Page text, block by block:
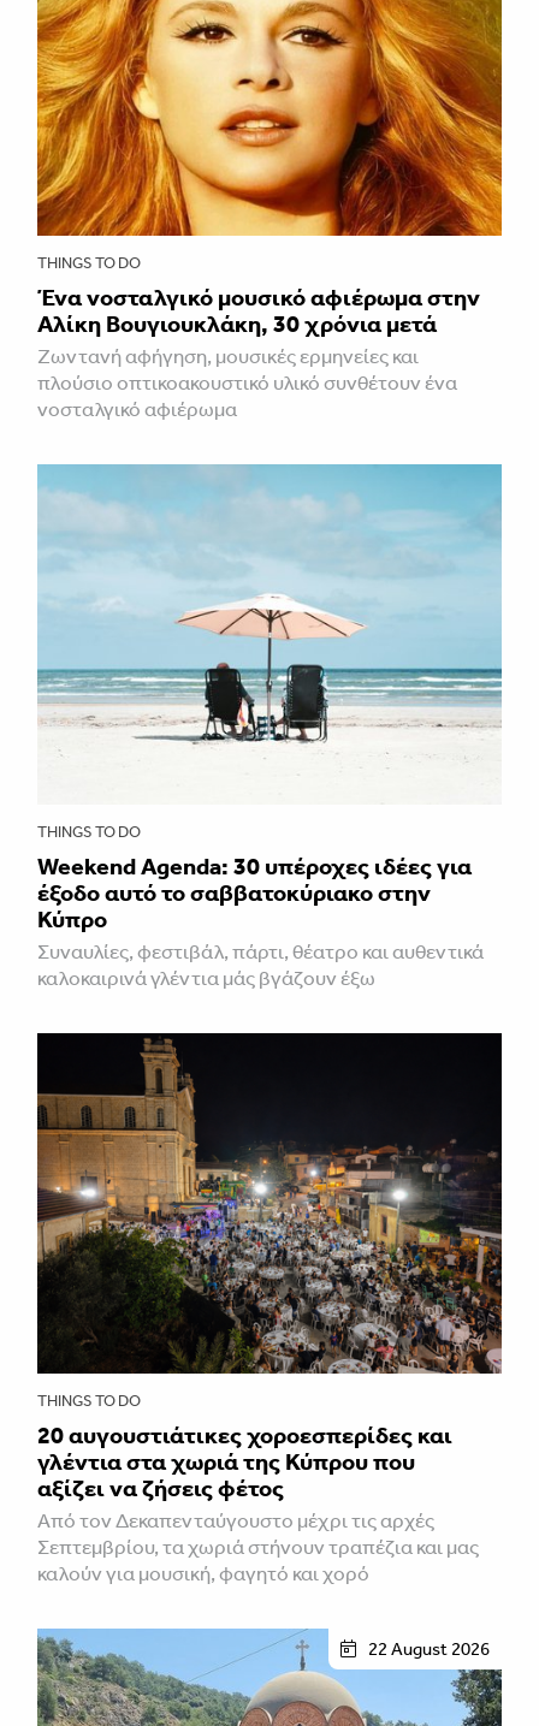
THINGS TO DO
Ένα νοσταλγικό μουσικό αφιέρωμα στην
Αλίκη Βουγιουκλάκη, 30 χρόνια μετά
Ζωντανή αφήγηση, μουσικές ερμηνείες και
πλούσιο οπτικοακουστικό υλικό συνθέτουν ένα
νοσταλγικό αφιέρωμα
THINGS TO DO
Weekend Agenda: 30 υπέροχες ιδέες για
έξοδο αυτό το σαββατοκύριακο στην
Κύπρο
Συναυλίες, φεστιβάλ, πάρτι, θέατρο και αυθεντικά
καλοκαιρινά γλέντια μάς βγάζουν έξω
THINGS TO DO
20 αυγουστιάτικες χοροεσπερίδες και
γλέντια στα χωριά της Κύπρου που
αξίζει να ζήσεις φέτος
Από τον Δεκαπενταύγουστο μέχρι τις αρχές
Σεπτεμβρίου, τα χωριά στήνουν τραπέζια και μας
καλούν για μουσική, φαγητό και χορό
22 August 2026